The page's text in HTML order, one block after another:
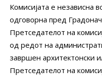
Комисијата е независна
одговорна пред
Претседателот на
од редот на
завршен архитектонски
Претседателот на